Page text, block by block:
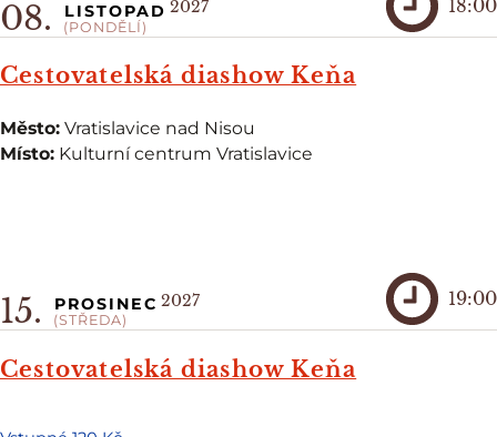
Cestovatelská diashow Keňa
08. LISTOPAD
(PONDĚLÍ)
2027 18:00
Město: Vratislavice nad Nisou
Místo: Kulturní centrum Vratislavice
Cestovatelská diashow Keňa
15. PROSINEC
(STŘEDA)
2027 19:00